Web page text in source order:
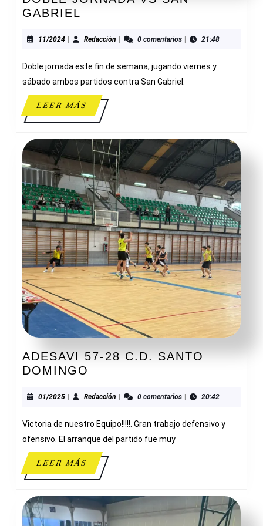
GABRIEL
VS
GABRIEL
11/202411/2024Redacción Redacción0 comentarios 21:48
Doble jornada este fin de semana, jugando viernes y
sábado ambos partidos contra San Gabriel.
LEER MÁSLEER
MÁS
ADESAVI 57-28 C.D. SANTO
DOMINGO
28
SANTO
DOMINGO
01/202501/2025
| Redacción Redacción
| 0 comentarios | 20:42
Victoria de nuestro Equipo!!!!!. Gran trabajo defensivo y
ofensivo. El arranque del partido fue muy
LEER MÁSLEER
MÁS